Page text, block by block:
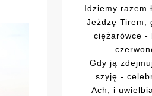
Idziemy razem
Jeżdzę Tirem,
ciężarówce -
Gdy ją
szyję -
Ach, i